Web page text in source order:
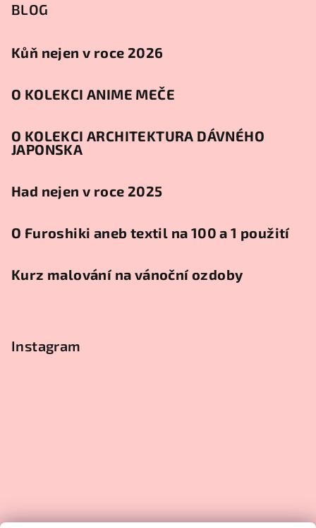
BLOG
Kůň nejen v roce 2026
O KOLEKCI ANIME MEČE
O KOLEKCI ARCHITEKTURA DÁVNÉHO
JAPONSKA
Had nejen v roce 2025
O Furoshiki aneb textil na 100 a 1 použití
Kurz malování na vánoční ozdoby
Instagram